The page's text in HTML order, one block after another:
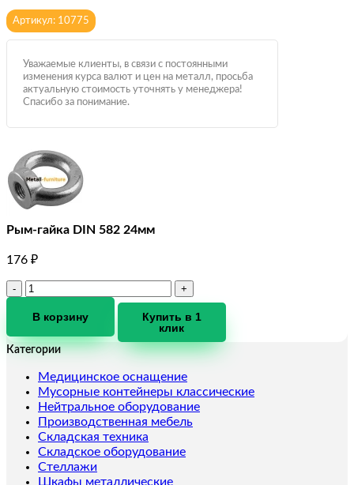
Артикул: 10775
Уважаемые клиенты, в связи с постоянными
изменения курса валют и цен на металл, просьба
актуальную стоимость уточнять у менеджера!
Спасибо за понимание.
Рым-гайка DIN 582 24мм
176 ₽
Количество
Рым-
DIN
24мм
В корзину
Купить в 1
клик
Категории
Медицинское оснащение
Мусорные контейнеры классические
Нейтральное оборудование
Производственная мебель
Складская техника
Складское оборудование
Стеллажи
Шкафы металлические